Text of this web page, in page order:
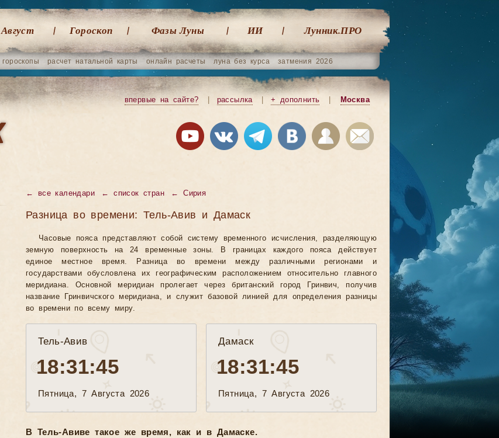
Август Гороскоп Фазы Луны ИИ Лунник.ПРО
гороскопы расчет натальной карты онлайн расчеты луна без курса затмения 2026
впервые на сайте? рассылка + дополнить Москва
← все календари ←список стран ←Сирия
Разница во времени: Тель-Авив и Дамаск
Часовые пояса представляют собой систему временного исчисления, разделяющую
земную поверхность на 24 временные зоны. В границах каждого пояса действует
единое местное время. Разница во времени между различными регионами и
государствами обусловлена их географическим расположением относительно главного
меридиана. Основной меридиан пролегает через британский город Гринвич, получив
название Гринвичского меридиана, и служит базовой линией для определения разницы
во времени по всему миру.
Тель-Авив
18:31:47
Пятница, 7 Августа 2026
Дамаск
18:31:47
Пятница, 7 Августа 2026
В Тель-Авиве такое же время, как и в Дамаске.